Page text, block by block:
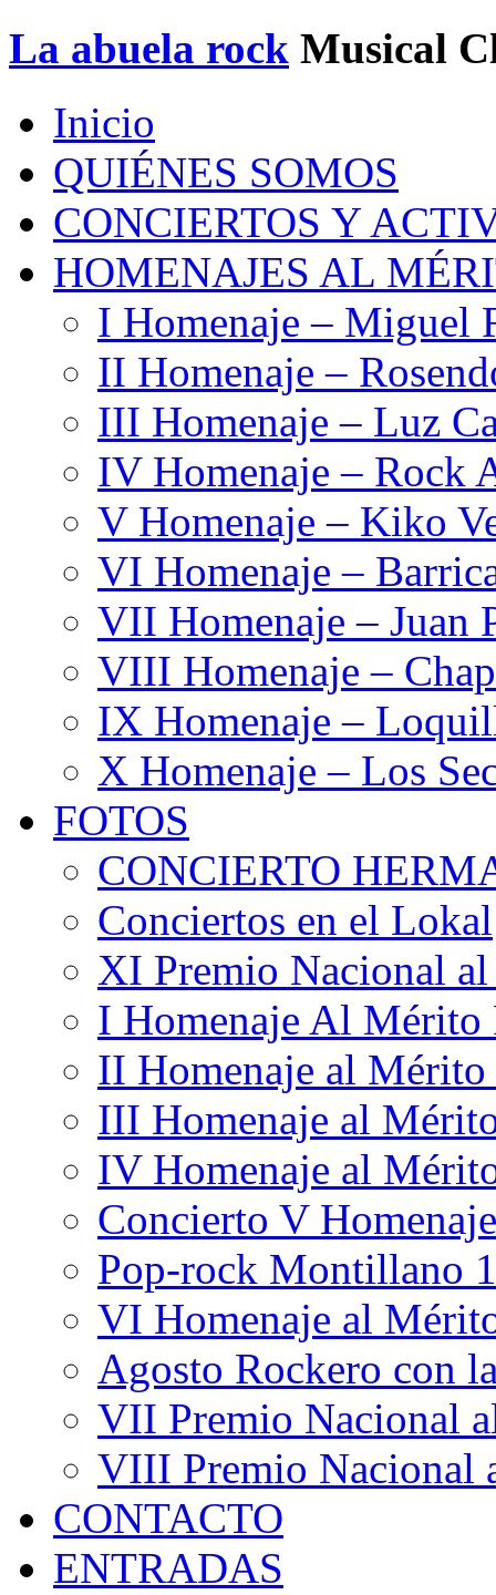
La abuela rock Musical
Inicio
QUIÉNES SOMOS
CONCIERTOS Y
HOMENAJES AL
I Homenaje – Miguel
II Homenaje –
III Homenaje – Luz
IV Homenaje – Rock
V Homenaje – Kiko
VI Homenaje –
VII Homenaje – Juan
VIII Homenaje –
IX Homenaje –
X Homenaje – Los
FOTOS
CONCIERTO
Conciertos en el Lokal
XI Premio Nacional
I Homenaje Al Mérito
II Homenaje al Mérito
III Homenaje al
IV Homenaje al
Concierto V
Pop-rock Montillano
VI Homenaje al
Agosto Rockero con
VII Premio Nacional
VIII Premio Nacional
CONTACTO
ENTRADAS